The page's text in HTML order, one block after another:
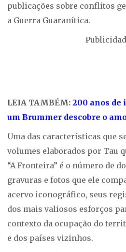
publicações sobre conflitos
a Guerra Guaranítica.
LEIA TAMBÉM: 200 anos de
um Brummer descobre o
Uma das características que
volumes elaborados por Tau
“A Fronteira” é o número de
gravuras e fotos que ele
acervo iconográfico, seus
dos mais valiosos esforços
contexto da ocupação do
e dos países vizinhos.